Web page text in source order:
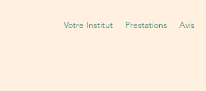
Votre Institut Prestations Avis